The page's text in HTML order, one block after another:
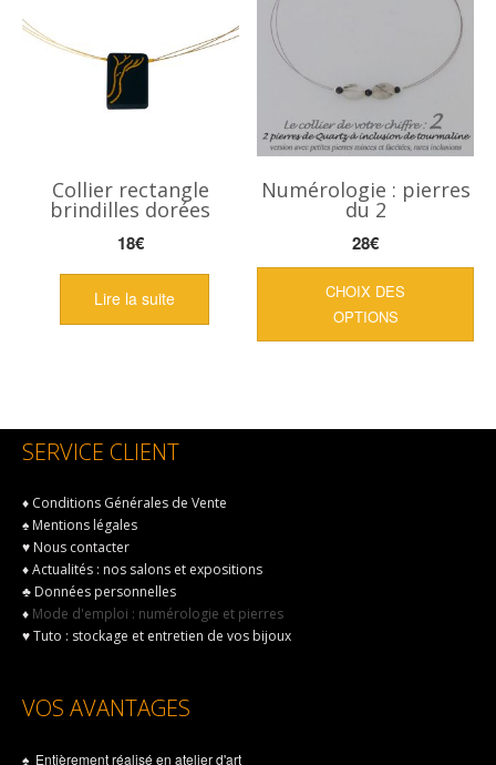
Collier rectangle
brindilles dorées
18€
Lire la suite
Numérologie : pierres
du 2
28€
CHOIX DES
OPTIONS
Ce
SERVICE CLIENT
♦ Conditions Générales de Vente
♠ Mentions légales
♥ Nous contacter
♦Actualités : nos salons et expositions
♣ Données personnelles
♦ Mode d'emploi : numérologie et pierres
♥Tuto : stockage et entretien de vos bijoux
VOS AVANTAGES
♠ Entièrement réalisé en atelier d'art